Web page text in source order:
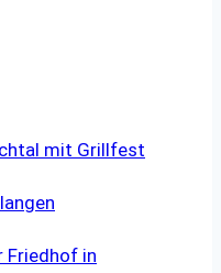
mit Grillfest
Friedhof in